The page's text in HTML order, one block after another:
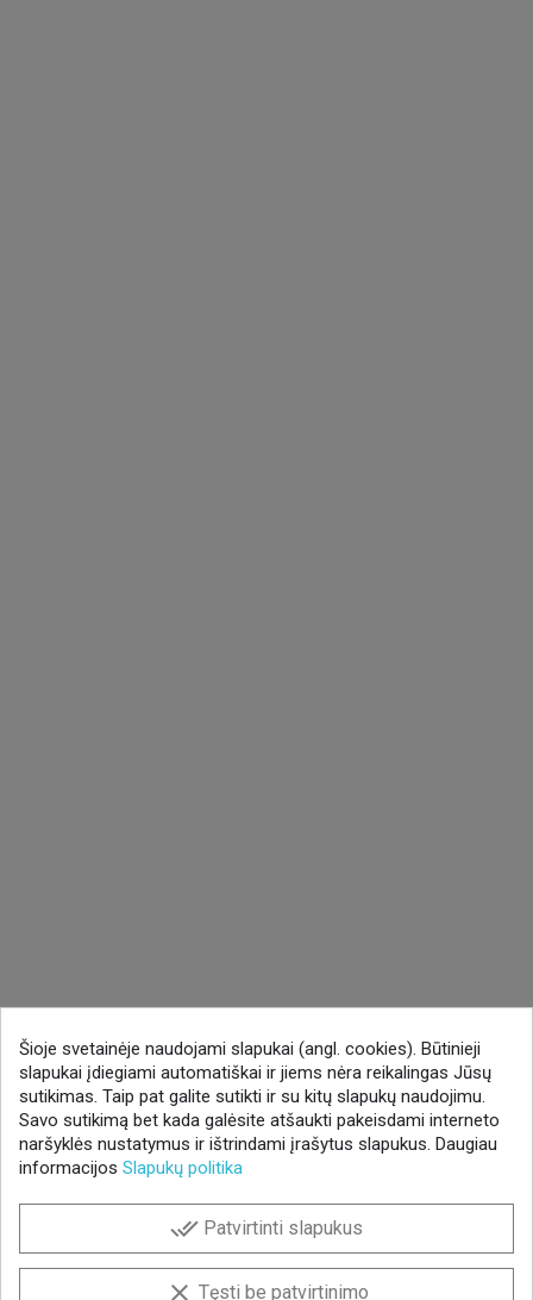
Šioje svetainėje naudojami slapukai (angl. cookies). Būtinieji
slapukai įdiegiami automatiškai ir jiems nėra reikalingas Jūsų
sutikimas. Taip pat galite sutikti ir su kitų slapukų naudojimu.
Savo sutikimą bet kada galėsite atšaukti pakeisdami interneto
naršyklės nustatymus ir ištrindami įrašytus slapukus. Daugiau
informacijos Slapukų politika
done_all Patvirtinti slapukus
clear Tęsti be patvirtinimo